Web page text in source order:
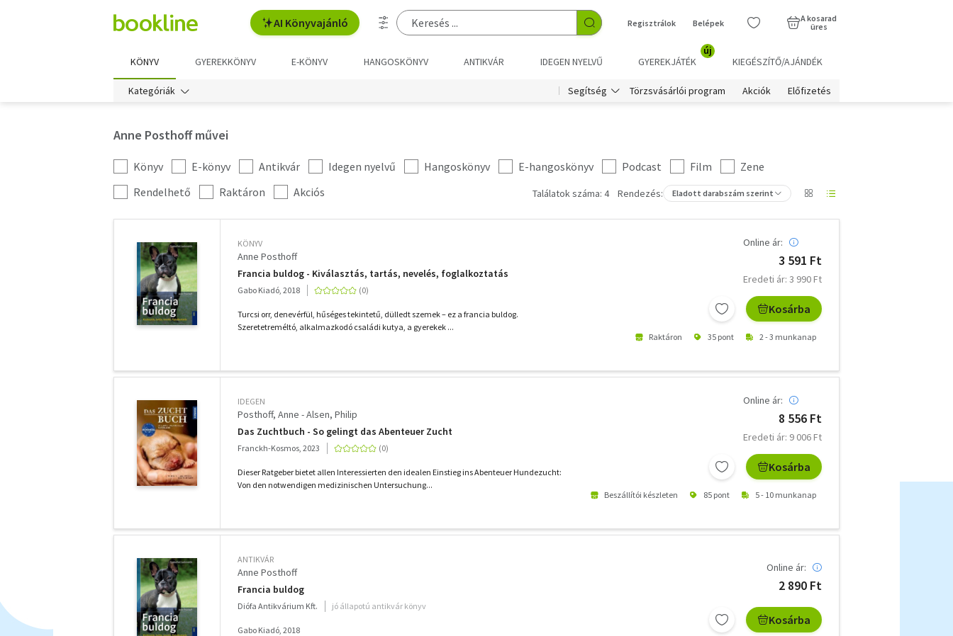
AI Könyvajánló Regisztrálok Belépek
A kosarad
üres
KÖNYV GYEREKKÖNYV E-KÖNYV HANGOSKÖNYV ANTIKVÁR IDEGEN NYELVŰ GYEREKJÁTÉK
új
KIEGÉSZÍTŐ/AJÁNDÉK
Kategóriák Segítség Törzsvásárlói program Akciók Előfizetés
Anne Posthoff művei
Kategória
szűrés
Könyv E-könyv Antikvár Idegen nyelvű Hangoskönyv E-hangoskönyv Podcast Film
Zene
További
szűrők
Rendelhető Raktáron Akciós Találatok száma: 4 Rendezés: Eladott darabszám szerint
KÖNYV
Anne Posthoff
Francia buldog - Kiválasztás, tartás, nevelés, foglalkoztatás
Gabo Kiadó, 2018
Turcsi orr, denevérfül, hűséges tekintetű, dülledt szemek – ez a francia buldog.
Szeretetreméltó, alkalmazkodó családi kutya, a gyerekek ...
Online ár:
3 591 Ft
Eredeti ár: 3 990 Ft
Kosárba
Raktáron 35 pont 2 - 3 munkanap
IDEGEN
Posthoff, Anne - Alsen, Philip
Das Zuchtbuch - So gelingt das Abenteuer Zucht
Franckh-Kosmos, 2023
Dieser Ratgeber bietet allen Interessierten den idealen Einstieg ins Abenteuer Hundezucht:
Von den notwendigen medizinischen Untersuchung...
Online ár:
8 556 Ft
Eredeti ár: 9 006 Ft
Kosárba
Beszállítói készleten 85 pont 5 - 10 munkanap
ANTIKVÁR
Anne Posthoff
Francia buldog
Diófa Antikvárium Kft. jó állapotú antikvár könyv
Gabo Kiadó, 2018
Online ár:
2 890 Ft
Kosárba